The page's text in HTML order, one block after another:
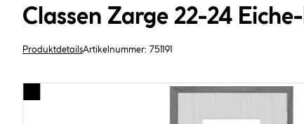
Classen Zarge 22-24
ProduktdetailsArtikelnummer: 751191